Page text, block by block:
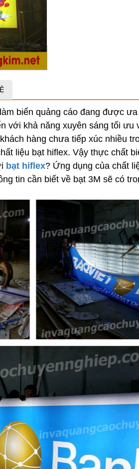
biển quảng cáo đang được
với khả năng xuyên sáng tối
hàng chưa tiếp xúc nhiều
liệu bạt hiflex. Vậy thực chất
bạt hiflex? Ứng dụng của chất
tin cần biết về bạt 3M sẽ có